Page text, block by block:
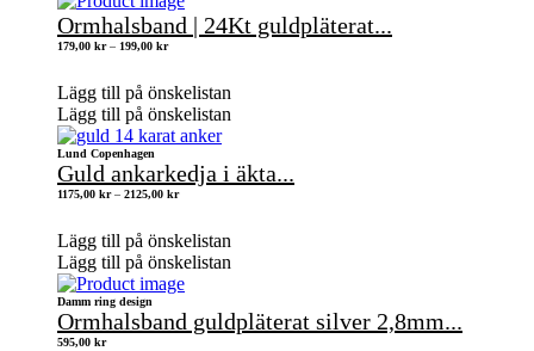
Ormhalsband | 24Kt guldpläterat...
179,00 kr – 199,00 krPrisintervall:
199,00 kr
Lägg till på önskelistan
Lägg till på önskelistan
Lund Copenhagen
Guld ankarkedja i äkta...
1175,00 kr – 2125,00 krPrisintervall:
2125,00 kr
Lägg till på önskelistan
Lägg till på önskelistan
Damm ring design
Ormhalsband guldpläterat silver 2,8mm...
595,00 kr